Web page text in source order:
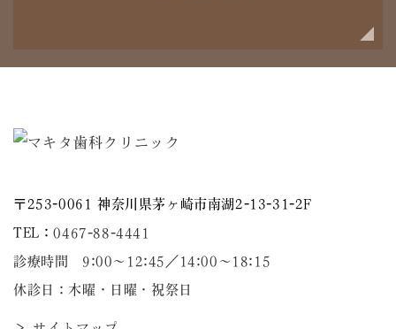
〒253-0061 神奈川県茅ヶ崎市南湖2-13-31-2F
TEL：0467-88-4441
診療時間 9:00～12:45／14:00〜18:15
休診日：木曜・日曜・祝祭日